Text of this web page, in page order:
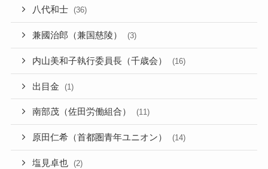
八代和士 (36)
兼國治郎（兼国慈陵） (3)
内山美和子執行委員長（千歳会） (16)
出目金 (1)
南部茂（佐田労働組合） (11)
原田仁希（首都圏青年ユニオン） (14)
塩見卓也 (2)